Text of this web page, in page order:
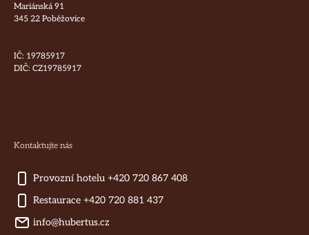
Mariánská 91
345 22 Poběžovice
IČ: 19785917
DIČ: CZ19785917
Kontaktujte nás
Provozní hotelu +420 720 867 408
Restaurace +420 720 881 437
info@hubertus.cz